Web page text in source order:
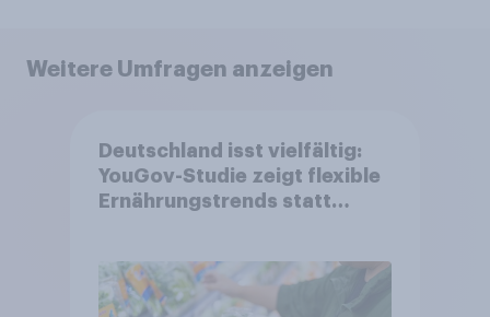
Weitere Umfragen anzeigen
Deutschland isst vielfältig:
YouGov-Studie zeigt flexible
Ernährungstrends statt